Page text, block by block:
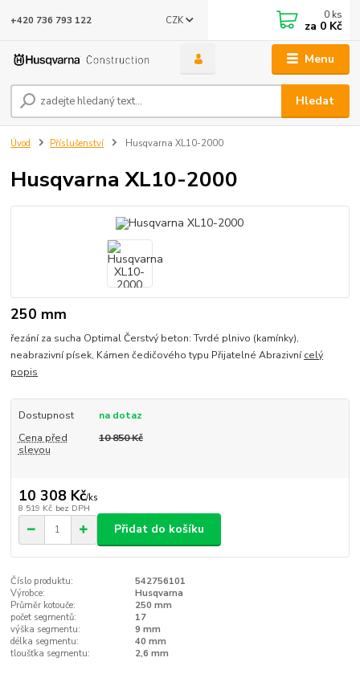
Menu
CZK
Hledat
+420 736 793 122 0 ks
za 0 Kč
Úvod Příslušenství Husqvarna XL10-2000
Husqvarna XL10-2000
250 mm
řezání za sucha Optimal Čerstvý beton: Tvrdé plnivo (kamínky),
neabrazivní písek, Kámen čedičového typu Přijatelné Abrazivnícelý
popis
Dostupnost
na dotaz
Cena před
slevou
10 850 Kč
10 308 Kč/ks
8 519 Kč bez DPH
Přidat do košíku
Číslo produktu:
542756101
Výrobce:
Husqvarna
Průměr kotouče:
250 mm
počet segmentů:
17
výška segmentu:
9 mm
délka segmentu:
40 mm
tloušťka segmentu:
2,6 mm